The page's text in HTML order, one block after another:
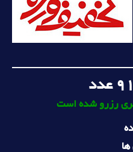
91 عدد
رزرو شده است